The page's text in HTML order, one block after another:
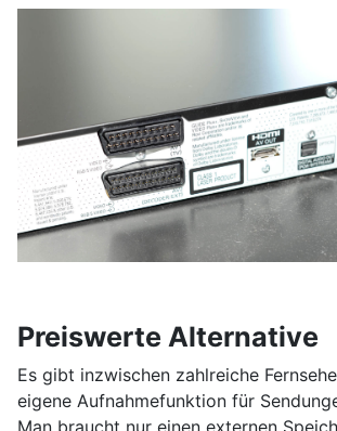
Preiswerte Alternative
Es gibt inzwischen zahlreiche
eigene Aufnahmefunktion für